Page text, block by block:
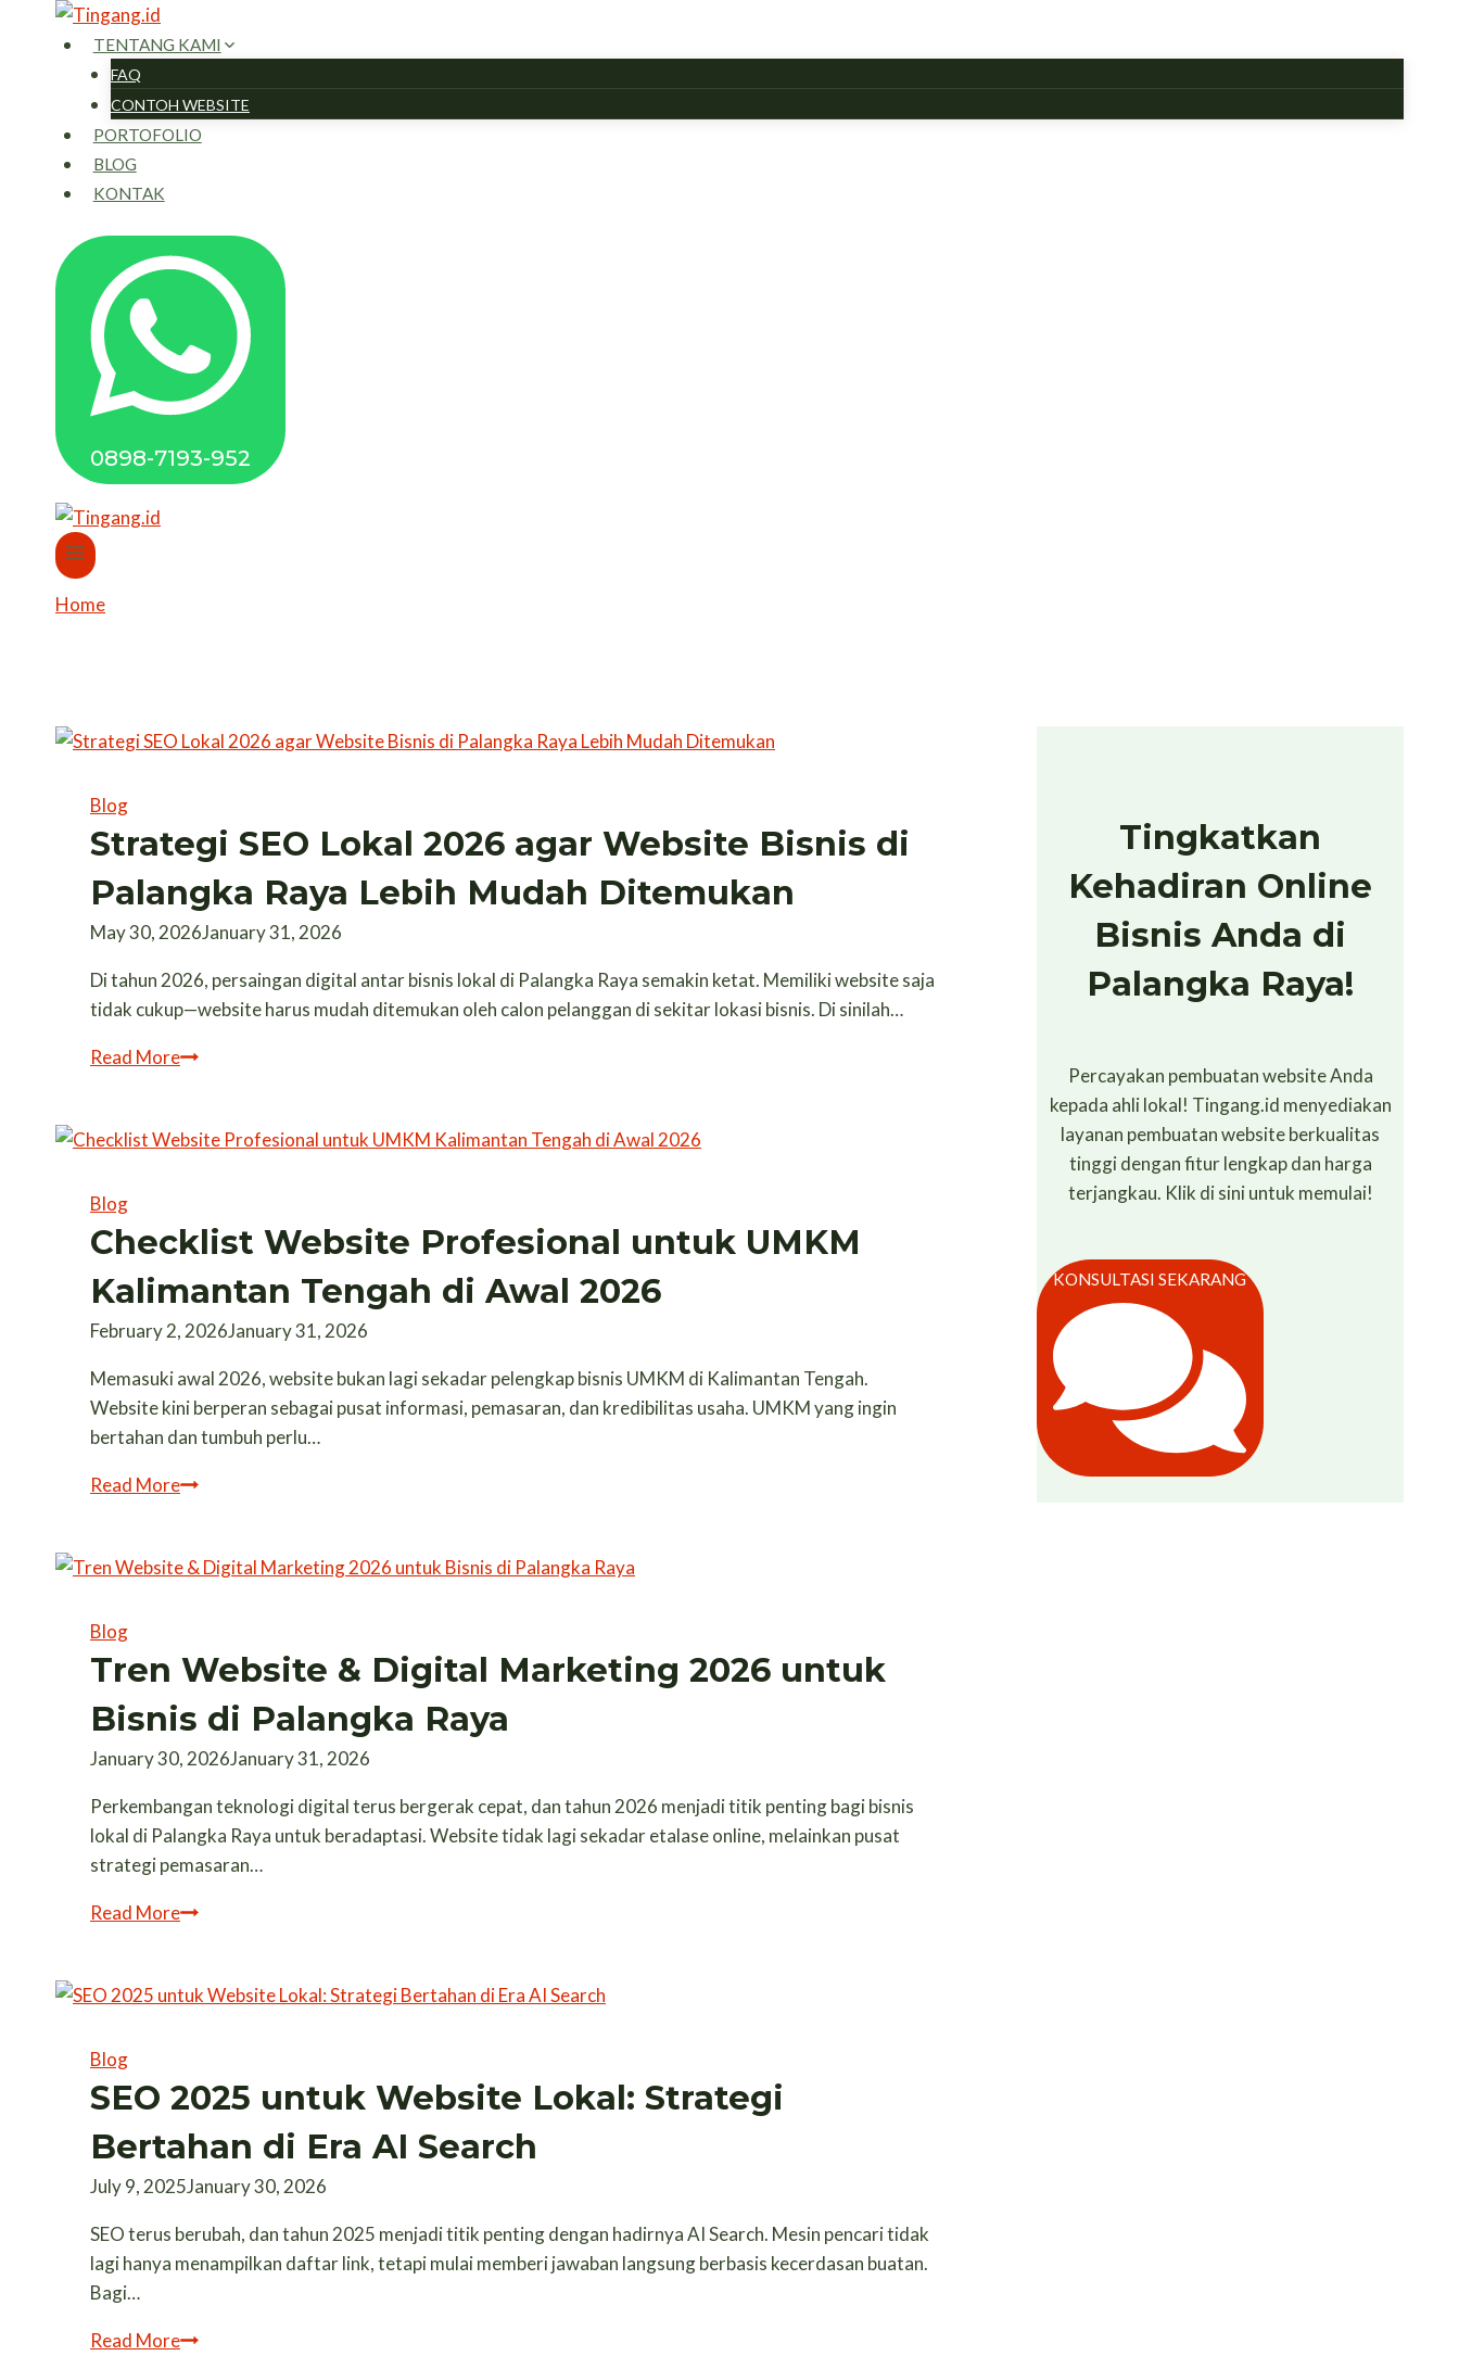
TENTANG KAMI
FAQ
CONTOH WEBSITE
PORTOFOLIO
BLOG
KONTAK
0898-7193-952
Home
Blog
Strategi SEO Lokal 2026 agar Website Bisnis di
Palangka Raya Lebih Mudah Ditemukan
May 30, 2026January 31, 2026
Di tahun 2026, persaingan digital antar bisnis lokal di Palangka Raya semakin ketat. Memiliki website saja
tidak cukup—website harus mudah ditemukan oleh calon pelanggan di sekitar lokasi bisnis. Di sinilah…
Read MoreStrategi
2026
Bisnis
di
Palangka
Raya
Mudah
Ditemukan
Blog
Checklist Website Profesional untuk UMKM
Kalimantan Tengah di Awal 2026
February 2, 2026January 31, 2026
Memasuki awal 2026, website bukan lagi sekadar pelengkap bisnis UMKM di Kalimantan Tengah.
Website kini berperan sebagai pusat informasi, pemasaran, dan kredibilitas usaha. UMKM yang ingin
bertahan dan tumbuh perlu…
Read MoreChecklist
untuk
Tengah
di
Awal
2026
Blog
Tren Website & Digital Marketing 2026 untuk
Bisnis di Palangka Raya
January 30, 2026January 31, 2026
Perkembangan teknologi digital terus bergerak cepat, dan tahun 2026 menjadi titik penting bagi bisnis
lokal di Palangka Raya untuk beradaptasi. Website tidak lagi sekadar etalase online, melainkan pusat
strategi pemasaran…
Read MoreTren
Digital
untuk
Bisnis
di
Palangka
Blog
SEO 2025 untuk Website Lokal: Strategi
Bertahan di Era AI Search
July 9, 2025January 30, 2026
SEO terus berubah, dan tahun 2025 menjadi titik penting dengan hadirnya AI Search. Mesin pencari tidak
lagi hanya menampilkan daftar link, tetapi mulai memberi jawaban langsung berbasis kecerdasan buatan.
Bagi…
Read MoreSEO
Tingkatkan
Kehadiran Online
Bisnis Anda di
Palangka Raya!
Percayakan pembuatan website Anda
kepada ahli lokal! Tingang.id menyediakan
layanan pembuatan website berkualitas
tinggi dengan fitur lengkap dan harga
terjangkau. Klik di sini untuk memulai!
KONSULTASI SEKARANG